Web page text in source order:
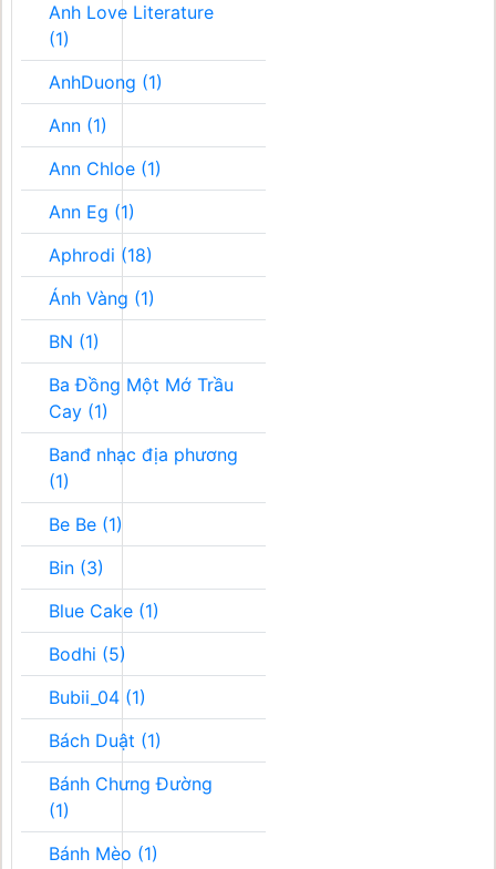
Anh Love Literature
(1)
AnhDuong (1)
Ann (1)
Ann Chloe (1)
Ann Eg (1)
Aphrodi (18)
Ánh Vàng (1)
BN (1)
Ba Đồng Một Mớ Trầu
Cay (1)
Banđ nhạc địa phương
(1)
Be Be (1)
Bin (3)
Blue Cake (1)
Bodhi (5)
Bubii_04 (1)
Bách Duật (1)
Bánh Chưng Đường
(1)
Bánh Mèo (1)